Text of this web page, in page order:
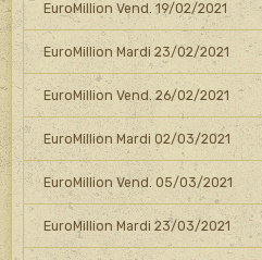
EuroMillion Vend. 19/02/2021
EuroMillion Mardi 23/02/2021
EuroMillion Vend. 26/02/2021
EuroMillion Mardi 02/03/2021
EuroMillion Vend. 05/03/2021
EuroMillion Mardi 23/03/2021